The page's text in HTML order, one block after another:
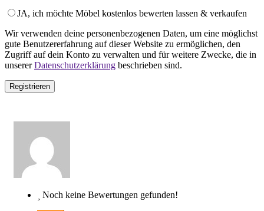
JA, ich möchte Möbel kostenlos bewerten lassen & verkaufen
Wir verwenden deine personenbezogenen Daten, um eine möglichst
gute Benutzererfahrung auf dieser Website zu ermöglichen, den
Zugriff auf dein Konto zu verwalten und für weitere Zwecke, die in
unsererDatenschutzerklärung beschrieben sind.
Registrieren
Noch keine Bewertungen gefunden!